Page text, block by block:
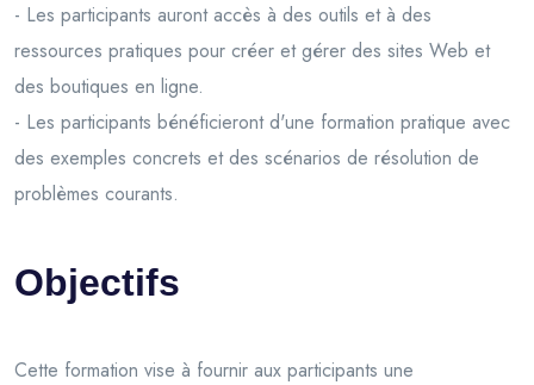
- Les participants auront accès à des outils et à des
ressources pratiques pour créer et gérer des sites Web et
des boutiques en ligne.
- Les participants bénéficieront d'une formation pratique avec
des exemples concrets et des scénarios de résolution de
problèmes courants.
Objectifs
Cette formation vise à fournir aux participants une